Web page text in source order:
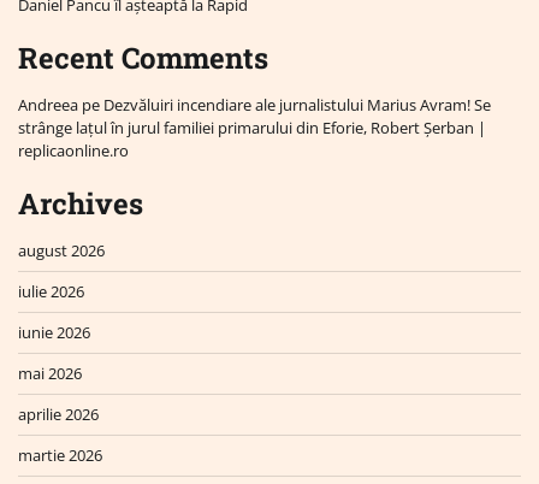
Daniel Pancu îl așteaptă la Rapid
Recent Comments
Andreea pe Dezvăluiri incendiare ale jurnalistului Marius Avram! Se
strânge lațul în jurul familiei primarului din Eforie, Robert Șerban |
replicaonline.ro
Archives
august 2026
iulie 2026
iunie 2026
mai 2026
aprilie 2026
martie 2026